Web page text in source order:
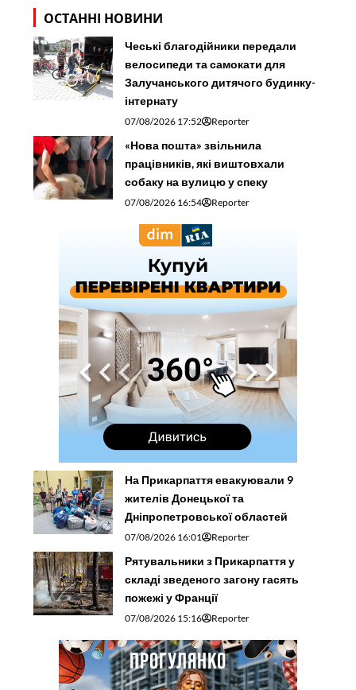
ОСТАННІ НОВИНИ
Чеські благодійники передали
велосипеди та самокати для
Залучанського дитячого будинку-
інтернату
07/08/2026 17:52 Reporter
«Нова пошта» звільнила
працівників, які виштовхали
собаку на вулицю у спеку
07/08/2026 16:54 Reporter
На Прикарпаття евакуювали 9
жителів Донецької та
Дніпропетровської областей
07/08/2026 16:01 Reporter
Рятувальники з Прикарпаття у
складі зведеного загону гасять
пожежі у Франції
07/08/2026 15:16 Reporter